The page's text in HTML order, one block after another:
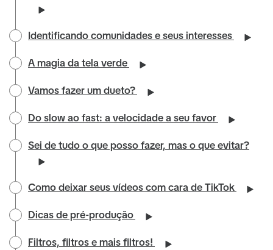
Identificando comunidades e seus interesses
A magia da tela verde
Vamos fazer um dueto?
Do slow ao fast: a velocidade a seu favor
Sei de tudo o que posso fazer, mas o que evitar?
Como deixar seus vídeos com cara de TikTok
Dicas de pré-produção
Filtros, filtros e mais filtros!